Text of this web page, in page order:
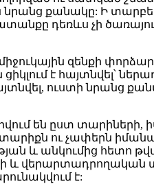
նրանց քանակը: Ի
դեռևս չի
զենքի
է հայտնվել՝
ուստի նրանց
են ըստ տարիների,
ու չափերն
և անկումից հետո
և վերարտադրողական
է: